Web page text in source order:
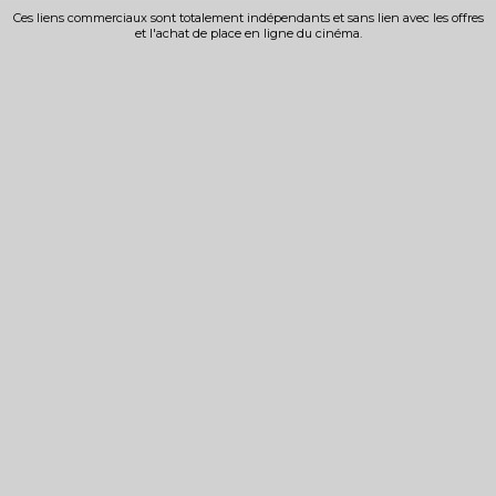
Ces liens commerciaux sont totalement indépendants et sans lien avec les offres
et l'achat de place en ligne du cinéma.